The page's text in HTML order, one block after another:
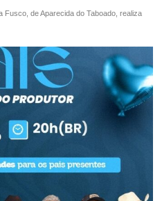
Fusco, de Aparecida do Taboado, realiza